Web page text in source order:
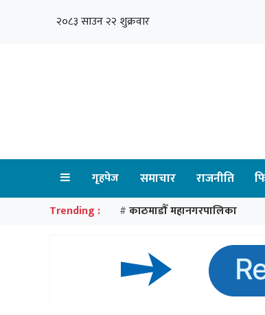
२०८३ साउन २२ शुक्रवार
गृहपेज समाचार राजनीति
Trending : # काठमाडौँ महानगरपालिका